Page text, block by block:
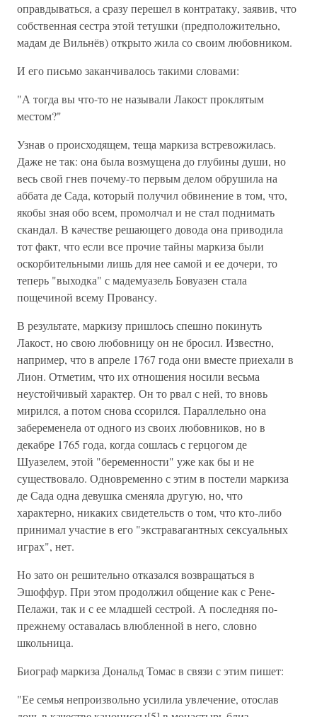
оправдываться, а сразу перешел в контратаку, заявив, что
собственная сестра этой тетушки (предположительно,
мадам де Вильнёв) открыто жила со своим любовником.
И его письмо заканчивалось такими словами:
"А тогда вы что-то не называли Лакост проклятым
местом?"
Узнав о происходящем, теща маркиза встревожилась.
Даже не так: она была возмущена до глубины души, но
весь свой гнев почему-то первым делом обрушила на
аббата де Сада, который получил обвинение в том, что,
якобы зная обо всем, промолчал и не стал поднимать
скандал. В качестве решающего довода она приводила
тот факт, что если все прочие тайны маркиза были
оскорбительными лишь для нее самой и ее дочери, то
теперь "выходка" с мадемуазель Бовуазен стала
пощечиной всему Провансу.
В результате, маркизу пришлось спешно покинуть
Лакост, но свою любовницу он не бросил. Известно,
например, что в апреле 1767 года они вместе приехали в
Лион. Отметим, что их отношения носили весьма
неустойчивый характер. Он то рвал с ней, то вновь
мирился, а потом снова ссорился. Параллельно она
забеременела от одного из своих любовников, но в
декабре 1765 года, когда сошлась с герцогом де
Шуазелем, этой "беременности" уже как бы и не
существовало. Одновременно с этим в постели маркиза
де Сада одна девушка сменяла другую, но, что
характерно, никаких свидетельств о том, что кто-либо
принимал участие в его "экстравагантных сексуальных
играх", нет.
Но зато он решительно отказался возвращаться в
Эшоффур. При этом продолжил общение как с Рене-
Пелажи, так и с ее младшей сестрой. А последняя по-
прежнему оставалась влюбленной в него, словно
школьница.
Биограф маркиза Дональд Томас в связи с этим пишет:
"Ее семья непроизвольно усилила увлечение, отослав